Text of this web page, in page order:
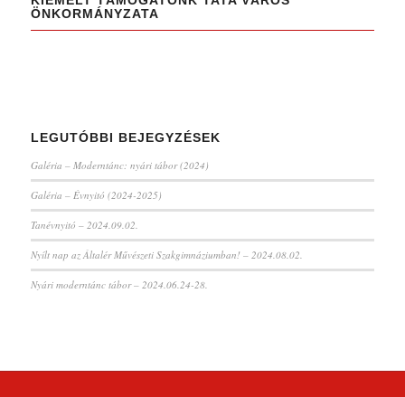
ÖNKORMÁNYZATA
LEGUTÓBBI BEJEGYZÉSEK
Galéria – Moderntánc: nyári tábor (2024)
Galéria – Évnyitó (2024-2025)
Tanévnyitó – 2024.09.02.
Nyílt nap az Általér Művészeti Szakgimnáziumban! – 2024.08.02.
Nyári moderntánc tábor – 2024.06.24-28.